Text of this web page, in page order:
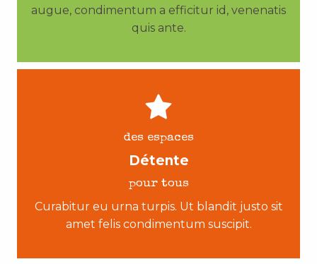
augue, condimentum a efficitur id, venenatis
quis ante.
des espaces
Détente
pour tous
Curabitur eu urna turpis. Ut blandit justo sit
amet felis condimentum suscipit.